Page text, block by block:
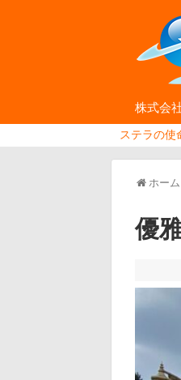
株式会
ステラの使
ホーム
優